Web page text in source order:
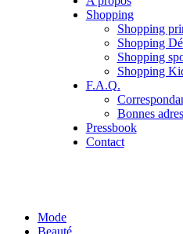
Shopping
Shopping
Shopping
Shopping
Shopping
F.A.Q.
Bonnes
Pressbook
Contact
Mode
Beauté